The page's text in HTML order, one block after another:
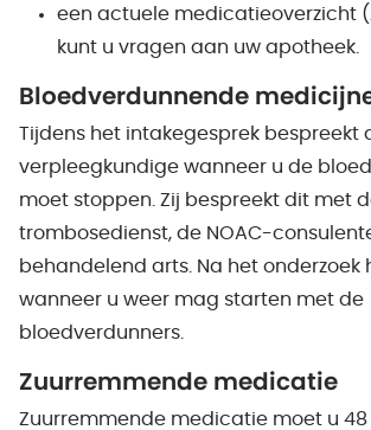
een actuele medicatieoverzicht
kunt u vragen aan uw apotheek.
Bloedverdunnende
Tijdens het intakegesprek bespreekt
verpleegkundige wanneer u de
moet stoppen. Zij bespreekt dit met
trombosedienst, de NOAC-
behandelend arts. Na het onderzoek
wanneer u weer mag starten met de
bloedverdunners.
Zuurremmende medicatie
Zuurremmende medicatie moet u 48